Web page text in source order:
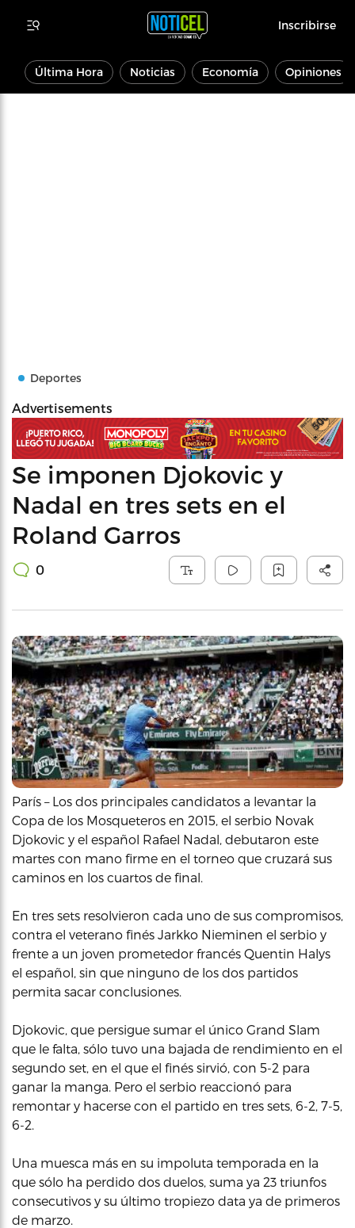
Inscribirse
Última Hora Noticias Economía Opiniones
Deportes
Advertisements
Se imponen Djokovic y
Nadal en tres sets en el
Roland Garros
0
París – Los dos principales candidatos a levantar la
Copa de los Mosqueteros en 2015, el serbio Novak
Djokovic y el español Rafael Nadal, debutaron este
martes con mano firme en el torneo que cruzará sus
caminos en los cuartos de final.
En tres sets resolvieron cada uno de sus compromisos,
contra el veterano finés Jarkko Nieminen el serbio y
frente a un joven prometedor francés Quentin Halys
el español, sin que ninguno de los dos partidos
permita sacar conclusiones.
Djokovic, que persigue sumar el único Grand Slam
que le falta, sólo tuvo una bajada de rendimiento en el
segundo set, en el que el finés sirvió, con 5-2 para
ganar la manga. Pero el serbio reaccionó para
remontar y hacerse con el partido en tres sets, 6-2, 7-5,
6-2.
Una muesca más en su impoluta temporada en la
que sólo ha perdido dos duelos, suma ya 23 triunfos
consecutivos y su último tropiezo data ya de primeros
de marzo.